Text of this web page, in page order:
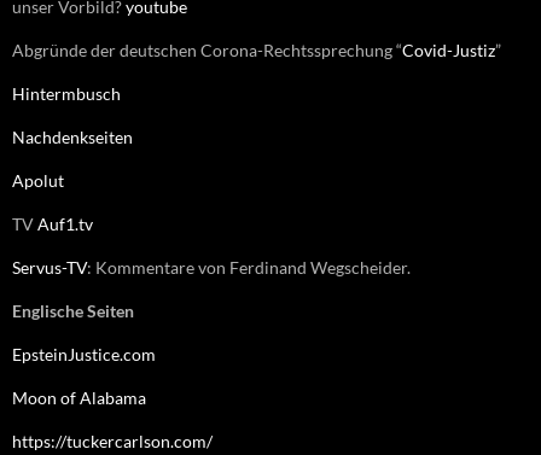
unser Vorbild?youtube
Abgründe der deutschen Corona-Rechtssprechung “Covid-Justiz”
Hintermbusch
Nachdenkseiten
Apolut
TVAuf1.tv
Servus-TV: Kommentare von Ferdinand Wegscheider.
Englische Seiten
EpsteinJustice.com
Moon of Alabama
https://tuckercarlson.com/